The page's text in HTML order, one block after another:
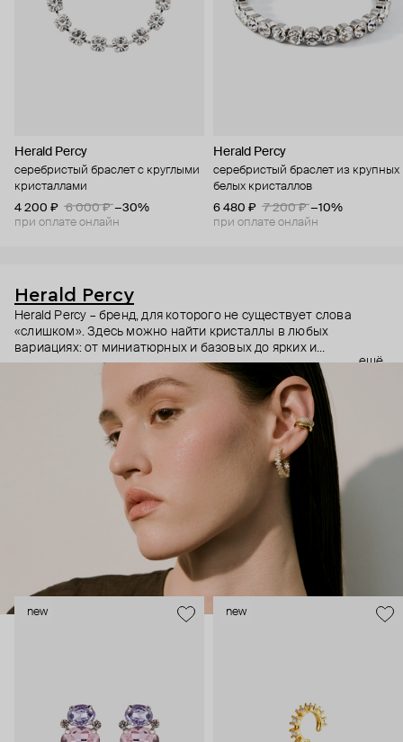
Herald Percy
серебристый браслет с круглыми
кристаллами
4 200 ₽
6 000 ₽ −30%
при оплате онлайн
Herald Percy
серебристый браслет из крупных
белых кристаллов
6 480 ₽
7 200 ₽ −10%
при оплате онлайн
Herald Percy
Herald Percy – бренд, для которого не существует слова
«слишком». Здесь можно найти кристаллы в любых
вариациях: от миниатюрных и базовых до ярких и
массивных, которые сразу становятся главным элементом
образа. Героиня бренда – девушка из мегаполиса, которой
нужно как минимум 25 часов в сутках, чтобы все успеть, и
внушительный арсенал украшений, чтобы, поменяв серьги,
поехать на вечеринку сразу из офиса.
ещё
new new